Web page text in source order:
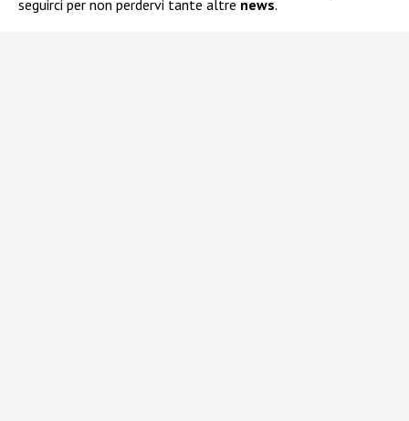
seguirci per non perdervi tante altre news.